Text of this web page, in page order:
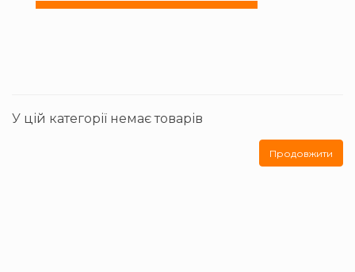
У цій категорії немає товарів
Продовжити